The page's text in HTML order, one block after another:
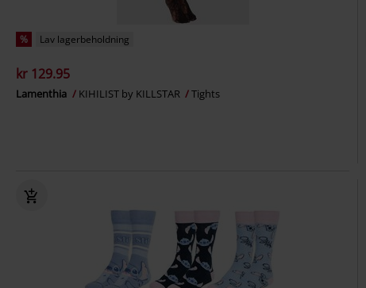
% Lav lagerbeholdning
kr 129.95
Lamenthia KIHILIST by KILLSTAR Tights